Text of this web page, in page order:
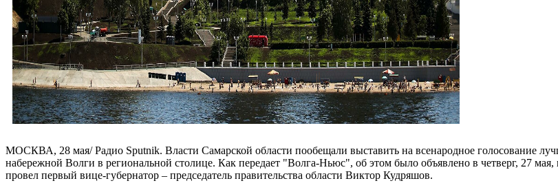
МОСКВА, 28 мая/ Радио Sputnik. Власти Самарской области пообещали выставить на всенародное голосование
набережной Волги в региональной столице. Как передает "Волга-Ньюс", об этом было объявлено в четверг, 27
провел первый вице-губернатор – председатель правительства области Виктор Кудряшов.